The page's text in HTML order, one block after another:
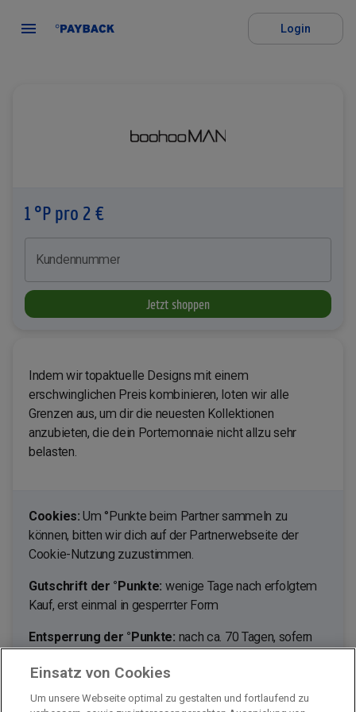
Login
Indem wir topaktuelle Designs mit einem
erschwinglichen Preis kombinieren, loten wir alle
Grenzen aus, um dir die neuesten Kollektionen
anzubieten, die dein Portemonnaie nicht allzu sehr
belasten.
Cookies: Um °Punkte beim Partner sammeln zu
können, bitten wir dich auf der Partnerwebseite der
Cookie-Nutzung zuzustimmen.
Gutschrift der °Punkte: wenige Tage nach erfolgtem
Kauf, erst einmal in gesperrter Form
Entsperrung der °Punkte: nach ca. 70 Tagen, sofern
Stornierte Bestellungen, retournierte Waren,
1 °P pro 2 €
Kundennummer
Jetzt shoppen
Einsatz von Cookies
Um unsere Webseite optimal zu gestalten und fortlaufend zu